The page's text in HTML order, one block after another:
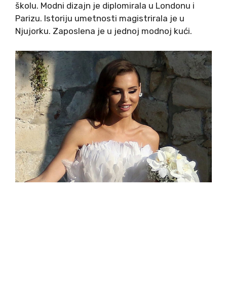
školu. Modni dizajn je diplomirala u Londonu i
Parizu. Istoriju umetnosti magistrirala je u
Njujorku. Zaposlena je u jednoj modnoj kući.